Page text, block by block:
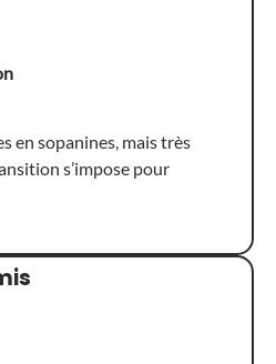
en sopanines, mais très
s’impose pour